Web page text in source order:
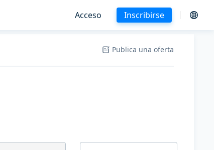
Acceso Inscribirse
Publica una oferta